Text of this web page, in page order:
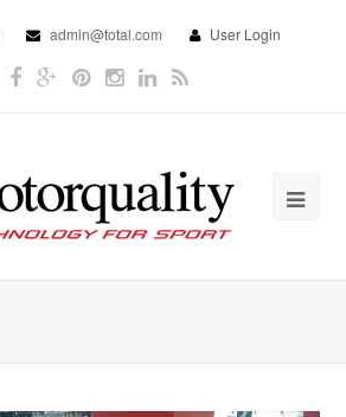
admin@total.com User Login